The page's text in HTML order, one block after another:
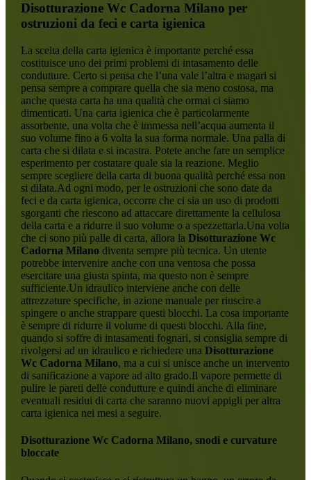
Disotturazione Wc Cadorna Milano per
ostruzioni da feci e carta igienica
La scelta della carta igienica è importante perché essa
costituisce uno dei primi problemi di intasamento delle
condutture. Certo si pensa che l’una vale l’altra e magari si
pensa sempre a comprare quella che sia meno costosa, ma
anche questa carta ha una qualità che ormai ci siamo
dimenticati. Una carta igienica che è particolarmente
assorbente, una volta che è immessa nell’acqua aumenta il
suo volume fino a 6 volta la sua forma normale. Una palla di
carta che si dilata e si incastra. Potete anche fare un semplice
esperimento per costatare quale sia la reazione. Meglio
sempre scegliere della carta di buona qualità perché essa non
si dilata.Ad ogni modo, per le ostruzioni che sono date da
feci e da carta igienica, occorre che ci sia un uso di prodotti
sgorganti che riescono ad attaccare direttamente la cellulosa
della carta e a ridurre il suo volume o a spezzettarla.Una volta
che ci sono più palle di carta, allora la Disotturazione Wc
Cadorna Milanodiventa sempre più tecnica. Un utente
potrebbe intervenire anche con una ventosa che possa
esercitare una giusta spinta, ma questo non è sempre
sufficiente.Un idraulico interviene anche con delle
attrezzature specifiche, in azione manuale per riuscire a
spingere o anche strappare questi blocchi. La cosa importante
è sempre di ridurre il volume di questi blocchi. Alla fine,
quando si soffre di intasamenti fognari, si consiglia sempre di
rivolgersi ad un idraulico e richiedere una Disotturazione
Wc Cadorna Milano, ma a cui si unisce anche un intervento
di sanificazione a vapore ad alto grado.Il vapore permette di
pulire le pareti delle condutture e quindi anche di eliminare
eventuali residui di carta che saranno nuovi appigli per altra
carta igienica nei mesi a seguire.
Disotturazione Wc Cadorna Milano, snodi e curvature
bloccate